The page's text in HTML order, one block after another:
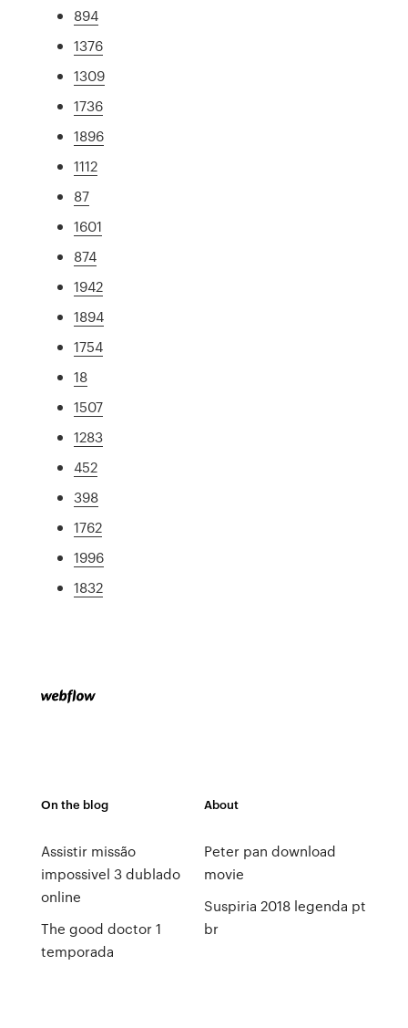
894
1376
1309
1736
1896
1112
87
1601
874
1942
1894
1754
18
1507
1283
452
398
1762
1996
1832
On the blog
Assistir missão
impossivel 3 dublado
online
The good doctor 1
temporada
About
Peter pan download
movie
Suspiria 2018 legenda pt
br